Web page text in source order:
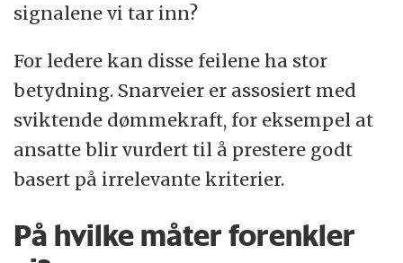
signalene vi tar inn?
For ledere kan disse feilene ha stor
betydning. Snarveier er assosiert med
sviktende dømmekraft, for eksempel at
ansatte blir vurdert til å prestere godt
basert på irrelevante kriterier.
På hvilke måter forenkler